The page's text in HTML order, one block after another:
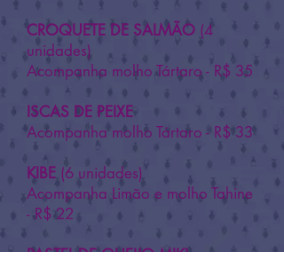
CROQUETE DE SALMÃO (4
unidades)
Acompanha molho Tártaro - R$ 35
ISCAS DE PEIXE
Acompanha molho Tártaro - R$ 33
KIBE (6 unidades)
Acompanha Limão e molho Tahine
- R$ 22
PASTEL DE QUEIJO MIKI